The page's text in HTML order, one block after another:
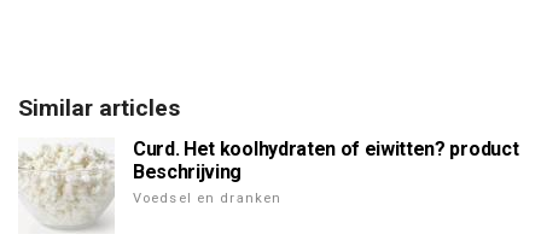
Similar articles
Curd. Het koolhydraten of eiwitten? product
Beschrijving
Voedsel en dranken